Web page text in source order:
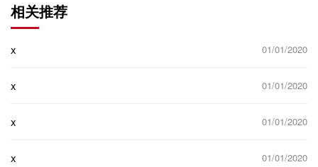
相关推荐
x 01/01/2020
x 01/01/2020
x 01/01/2020
x 01/01/2020